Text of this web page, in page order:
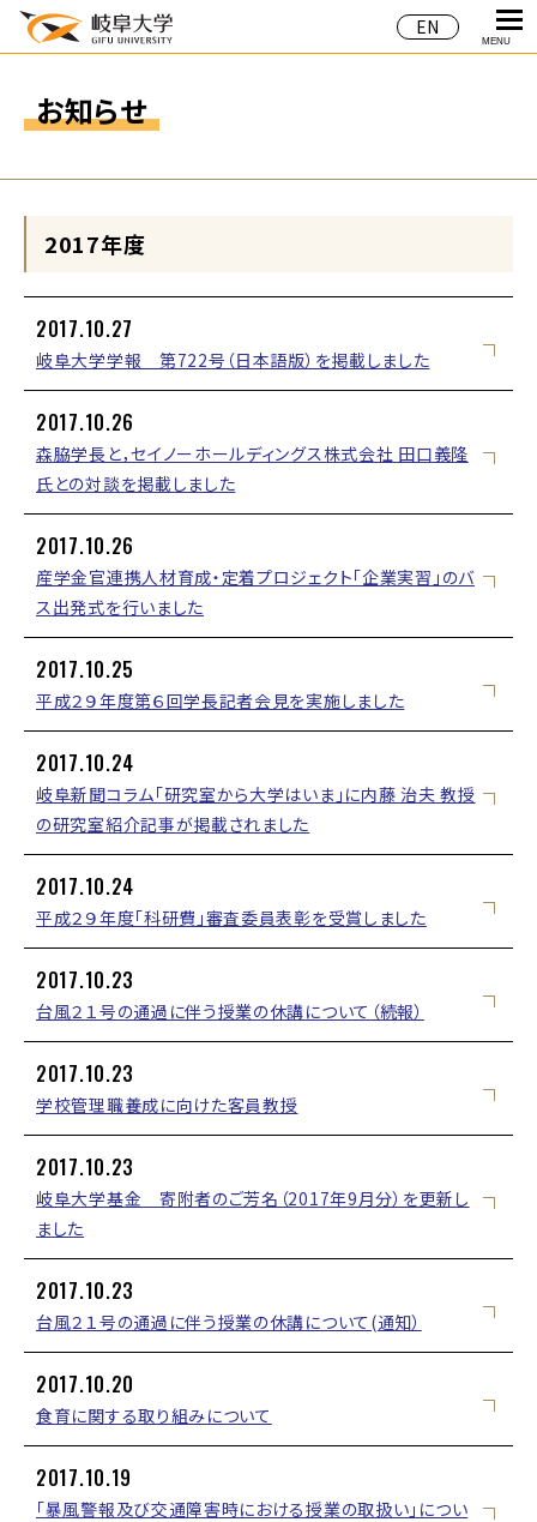
EN
MENU
お知らせ
2017年度
2017.10.27
岐阜大学学報 第722号（日本語版）を掲載しました
2017.10.26
森脇学長と，セイノーホールディングス株式会社 田口義隆
氏との対談を掲載しました
2017.10.26
産学金官連携人材育成・定着プロジェクト「企業実習」のバ
ス出発式を行いました
2017.10.25
平成２９年度第６回学長記者会見を実施しました
2017.10.24
岐阜新聞コラム「研究室から大学はいま」に内藤 治夫 教授
の研究室紹介記事が掲載されました
2017.10.24
平成２９年度「科研費」審査委員表彰を受賞しました
2017.10.23
台風２１号の通過に伴う授業の休講について（続報）
2017.10.23
学校管理職養成に向けた客員教授
2017.10.23
岐阜大学基金 寄附者のご芳名（2017年9月分）を更新し
ました
2017.10.23
台風２１号の通過に伴う授業の休講について(通知）
2017.10.20
食育に関する取り組みについて
2017.10.19
「暴風警報及び交通障害時における授業の取扱い」につい